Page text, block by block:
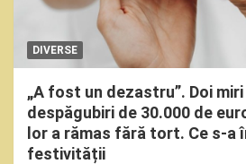
DIVERSE
„A fost un dezastru”. Doi
despăgubiri de 30.000 de
lor a rămas fără tort. Ce s-a
festivității